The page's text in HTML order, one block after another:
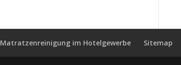
Matratzenreinigung im Hotelgewerbe Sitemap